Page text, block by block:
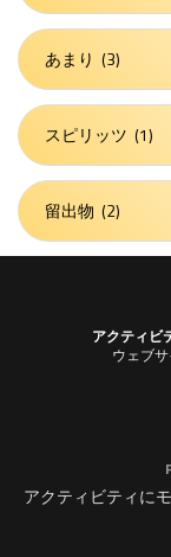
あまり (3)
スピリッツ (1)
留出物 (2)
アクティビ
ウェブ
アクティビティに